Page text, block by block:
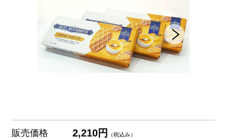
販売価格 2,210円 （税込み）